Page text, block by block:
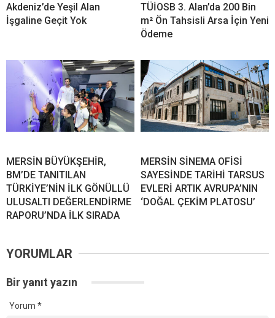
Akdeniz’de Yeşil Alan
İşgaline Geçit Yok
TÜİOSB 3. Alan’da 200 Bin
m² Ön Tahsisli Arsa İçin Yeni
Ödeme
MERSİN BÜYÜKŞEHİR,
BM’DE TANITILAN
TÜRKİYE’NİN İLK GÖNÜLLÜ
ULUSALTI DEĞERLENDİRME
RAPORU’NDA İLK SIRADA
MERSİN SİNEMA OFİSİ
SAYESİNDE TARİHİ TARSUS
EVLERİ ARTIK AVRUPA’NIN
‘DOĞAL ÇEKİM PLATOSU’
YORUMLAR
Bir yanıt yazın
Yorum *